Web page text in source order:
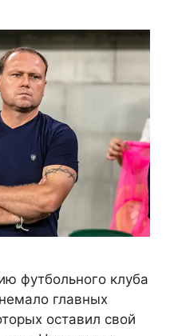
футбольного клуба
главных
оставил свой